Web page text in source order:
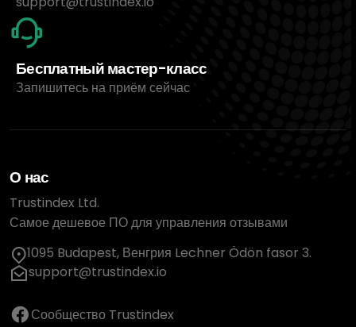
Бесплатный мастер-класс
Запишитесь на приём сейчас
О нас
Trustindex Ltd.
Самое дешевое ПО для управления отзывами
1095 Budapest, Венгрия Lechner Ödön fasor 3.
support@trustindex.io
Сообщество Trustindex